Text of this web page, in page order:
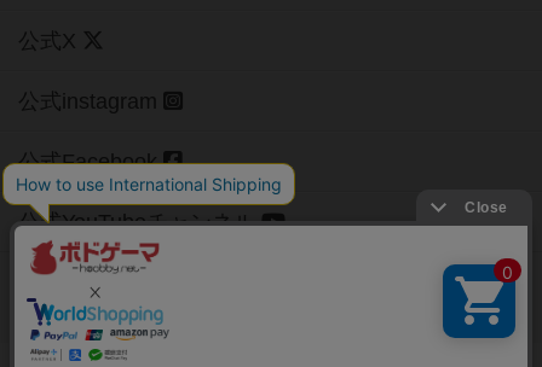
公式X
公式instagram
公式Facebook
公式YouTubeチャンネル